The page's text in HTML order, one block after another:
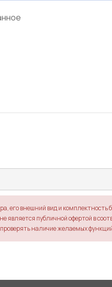
его внешний вид и
публичной офертой в
наличие желаемых